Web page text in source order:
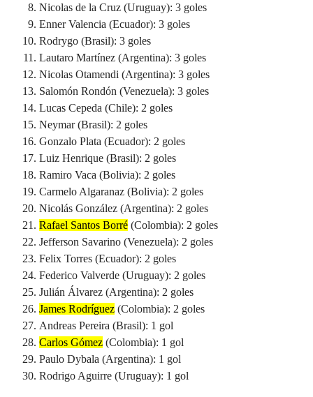
Nicolas de la Cruz (Uruguay): 3 goles
Enner Valencia (Ecuador): 3 goles
Rodrygo (Brasil): 3 goles
Lautaro Martínez (Argentina): 3 goles
Nicolas Otamendi (Argentina): 3 goles
Salomón Rondón (Venezuela): 3 goles
Lucas Cepeda (Chile): 2 goles
Neymar (Brasil): 2 goles
Gonzalo Plata (Ecuador): 2 goles
Luiz Henrique (Brasil): 2 goles
Ramiro Vaca (Bolivia): 2 goles
Carmelo Algaranaz (Bolivia): 2 goles
Nicolás González (Argentina): 2 goles
Rafael Santos Borré (Colombia): 2 goles
Jefferson Savarino (Venezuela): 2 goles
Felix Torres (Ecuador): 2 goles
Federico Valverde (Uruguay): 2 goles
Julián Álvarez (Argentina): 2 goles
James Rodríguez (Colombia): 2 goles
Andreas Pereira (Brasil): 1 gol
Carlos Gómez (Colombia): 1 gol
Paulo Dybala (Argentina): 1 gol
Rodrigo Aguirre (Uruguay): 1 gol